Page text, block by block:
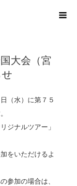
大会（宮
（水）に第７５
ジナルツアー」
をいただけるよ
参加の場合は、